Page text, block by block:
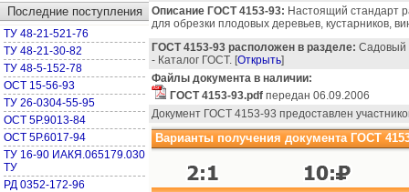
Последние поступления
ТУ 48-21-521-76
ТУ 48-21-30-82
ТУ 48-5-152-78
ОСТ 15-56-93
ТУ 26-0304-55-95
ОСТ 5Р.9013-84
ОСТ 5Р.6017-94
ТУ 16-90 ИАКЯ.065179.030
ТУ
РД 0352-172-96
Описание ГОСТ 4153-93: Настоящий стандарт
для обрезки плодовых деревьев, кустарников,
ГОСТ 4153-93 расположен в разделе: Садовый
- Каталог ГОСТ. [Открыть]
Файлы документа в наличии:
ГОСТ 4153-93.pdf передан 06.09.2006
Документ ГОСТ 4153-93 предоставлен
Варианты получения документа ГОСТ